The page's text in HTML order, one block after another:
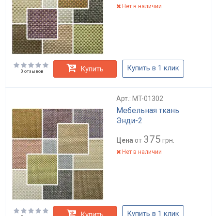
Нет в наличии
0 отзывов Купить Купить в 1 клик
Арт.: MT-01302
Мебельная ткань
Энди-2
Цена от 375 грн.
Нет в наличии
Купить в 1 клик